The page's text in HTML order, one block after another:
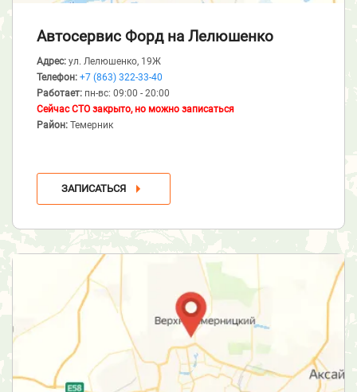
Автосервис Форд на Лелюшенко
Адрес: ул. Лелюшенко, 19Ж
Телефон: +7 (863) 322-33-40
Работает: пн-вс: 09:00 - 20:00
Сейчас СТО закрыто, но можно записаться
Район: Темерник
ЗАПИСАТЬСЯ